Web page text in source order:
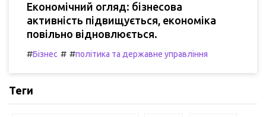
Економічний огляд: бізнесова
активність підвищується, економіка
повільно відновлюється.
#Бізнес # #політика та державне управління
Теги